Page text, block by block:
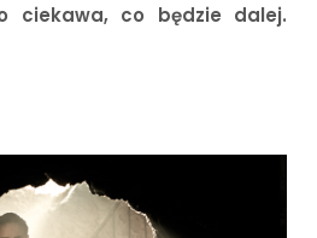
ciekawa, co będzie dalej.